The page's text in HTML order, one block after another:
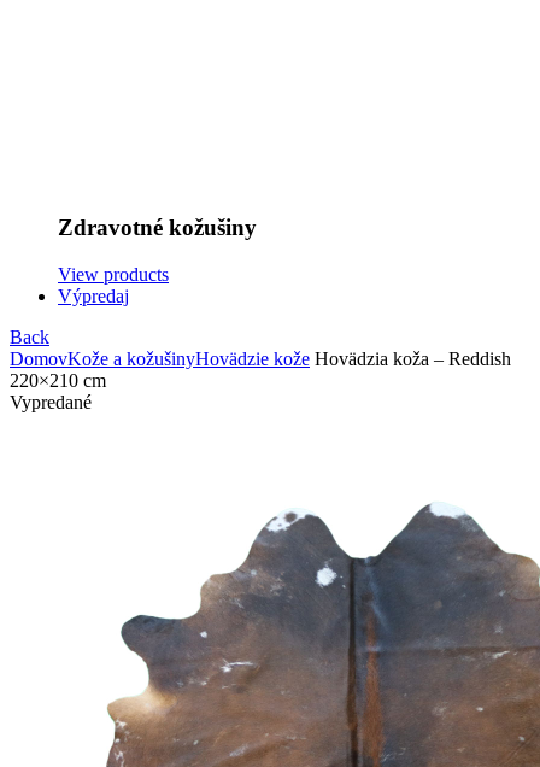
Zdravotné kožušiny
View products
Výpredaj
Back
DomovKože a kožušinyHovädzie kože Hovädzia koža – Reddish
220×210 cm
Vypredané